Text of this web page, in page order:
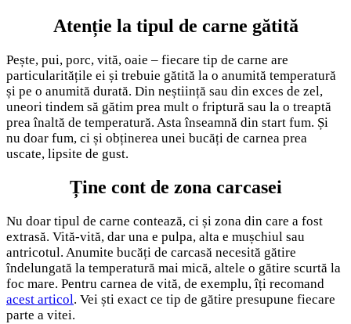
Atenție la tipul de carne gătită
Pește, pui, porc, vită, oaie – fiecare tip de carne are
particularitățile ei și trebuie gătită la o anumită temperatură
și pe o anumită durată. Din neștiință sau din exces de zel,
uneori tindem să gătim prea mult o friptură sau la o treaptă
prea înaltă de temperatură. Asta înseamnă din start fum. Și
nu doar fum, ci și obținerea unei bucăți de carnea prea
uscate, lipsite de gust.
Ține cont de zona carcasei
Nu doar tipul de carne contează, ci și zona din care a fost
extrasă. Vită-vită, dar una e pulpa, alta e mușchiul sau
antricotul. Anumite bucăți de carcasă necesită gătire
îndelungată la temperatură mai mică, altele o gătire scurtă la
foc mare. Pentru carnea de vită, de exemplu, îți recomand
acest articol. Vei ști exact ce tip de gătire presupune fiecare
parte a vitei.